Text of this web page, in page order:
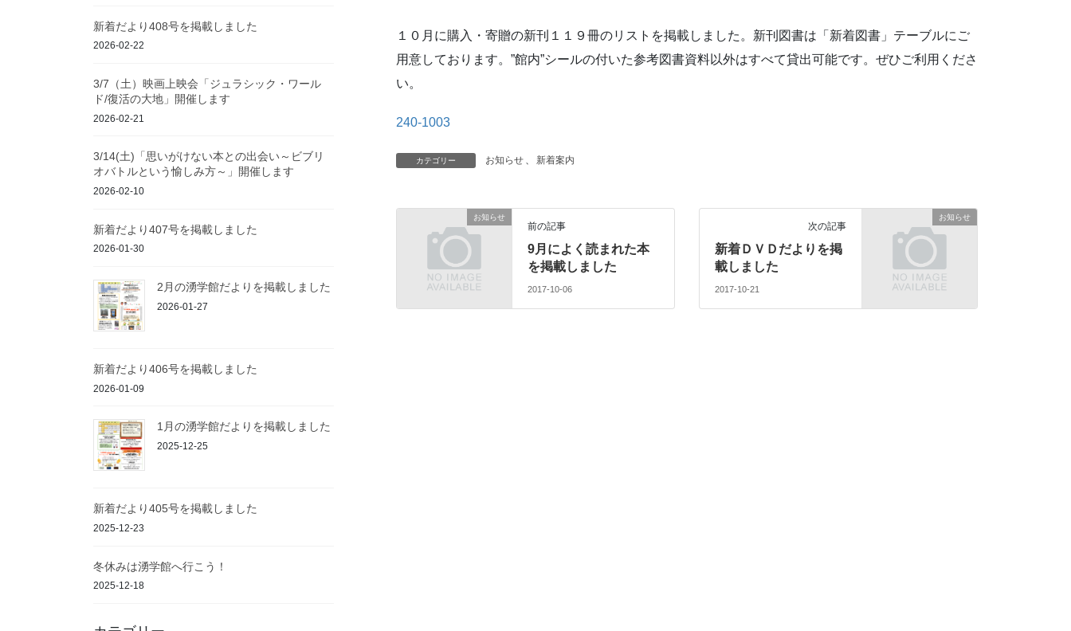
１０月に購入・寄贈の新刊１１９冊のリストを掲載しました。新刊図書は「新着図書」テーブルにご
用意しております。”館内”シールの付いた参考図書資料以外はすべて貸出可能です。ぜひご利用くださ
い。
240-1003
カテゴリー お知らせ 新着案内
お知らせ
前の記事
9月によく読まれた本
を掲載しました
2017-10-06
お知らせ
次の記事
新着ＤＶＤだよりを掲
載しました
2017-10-21
新着だより408号を掲載しました
2026-02-22
3/7（土）映画上映会「ジュラシック・ワール
ド/復活の大地」開催します
2026-02-21
3/14(土)「思いがけない本との出会い～ビブリ
オバトルという愉しみ方～」開催します
2026-02-10
新着だより407号を掲載しました
2026-01-30
2月の湧学館だよりを掲載しました
2026-01-27
新着だより406号を掲載しました
2026-01-09
1月の湧学館だよりを掲載しました
2025-12-25
新着だより405号を掲載しました
2025-12-23
冬休みは湧学館へ行こう！
2025-12-18